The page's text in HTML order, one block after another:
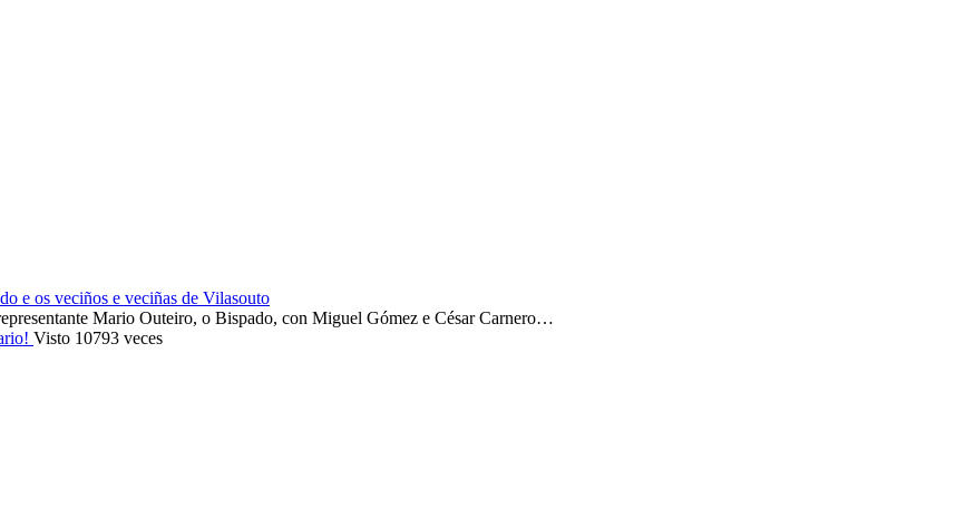
e os veciños e veciñas de Vilasouto
Mario Outeiro, o Bispado, con Miguel Gómez e César Carnero…
Visto 10793 veces